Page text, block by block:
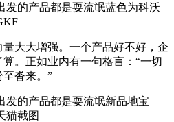
蓝色为科沃
大大增强。一个产品好不好，企
。正如业内有一句格言：“一切
至沓来。”
新品地宝
猫截图